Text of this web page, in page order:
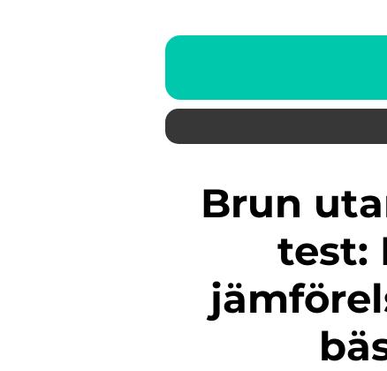
Brun utan sol ansikte bäst i
test: